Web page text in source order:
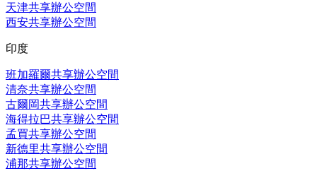
天津共享辦公空間
西安共享辦公空間
印度
班加羅爾共享辦公空間
清奈共享辦公空間
古爾岡共享辦公空間
海得拉巴共享辦公空間
孟買共享辦公空間
新德里共享辦公空間
浦那共享辦公空間